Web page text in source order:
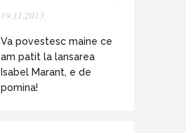
19.11.2013
Va povestesc maine ce
am patit la lansarea
Isabel Marant, e de
pomina!